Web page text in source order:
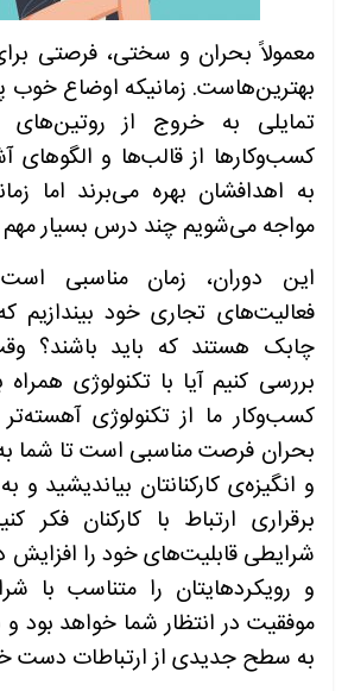
معمولاً بحران و سختی، فرصتی
بهترین‌هاست. زمانیکه اوضاع خوب
تمایلی به خروج از روتین‌های
کسب‌وکارها از قالب‌ها و الگوهای
به اهدافشان بهره می‌برند اما
مواجه می‌شویم چند درس بسیار مهم
این دوران، زمان مناسبی
فعالیت‌های تجاری خود بیندازیم که
چابک هستند که باید باشند؟
بررسی کنیم آیا با تکنولوژی
کسب‌وکار ما از تکنولوژی
بحران فرصت مناسبی است تا شما
و انگیزه‌ی کارکنانتان بیاندیشید
برقراری ارتباط با کارکنان فکر
شرایطی قابلیت‌های خود را
و رویکردهایتان را متناسب با
موفقیت در انتظار شما خواهد بود
به سطح جدیدی از ارتباطات دست